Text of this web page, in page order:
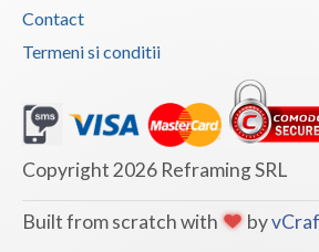
Vaslui
Vrancea
Contact
Termeni si conditii
Copyright 2026 Reframing SRL
Built from scratch with by